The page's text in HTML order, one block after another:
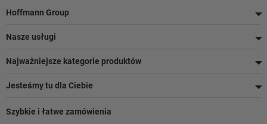
Stopka
Hoffmann Group
Nasze usługi
Najważniejsze kategorie produktów
Jesteśmy tu dla Ciebie
Szybkie i łatwe zamówienia